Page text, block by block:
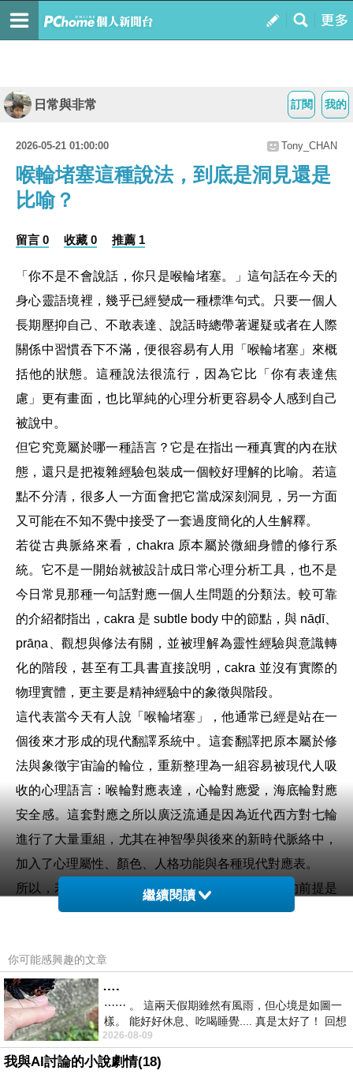
我的
訂閱
日常與非常
2026-05-21 01:00:00 Tony_CHAN
喉輪堵塞這種說法，到底是洞見還是
比喻？
留言 0 收藏 0 推薦 1
「你不是不會說話，你只是喉輪堵塞。」這句話在今天的
身心靈語境裡，幾乎已經變成一種標準句式。只要一個人
長期壓抑自己、不敢表達、說話時總帶著遲疑或者在人際
關係中習慣吞下不滿，便很容易有人用「喉輪堵塞」來概
括他的狀態。這種說法很流行，因為它比「你有表達焦
慮」更有畫面，也比單純的心理分析更容易令人感到自己
被說中。
但它究竟屬於哪一種語言？它是在指出一種真實的內在狀
態，還只是把複雜經驗包裝成一個較好理解的比喻。若這
點不分清，很多人一方面會把它當成深刻洞見，另一方面
又可能在不知不覺中接受了一套過度簡化的人生解釋。
若從古典脈絡來看，chakra 原本屬於微細身體的修行系
統。它不是一開始就被設計成日常心理分析工具，也不是
今日常見那種一句話對應一個人生問題的分類法。較可靠
的介紹都指出，cakra 是 subtle body 中的節點，與 nāḍī、
prāṇa、觀想與修法有關，並被理解為靈性經驗與意識轉
化的階段，甚至有工具書直接說明，cakra 並沒有實際的
物理實體，更主要是精神經驗中的象徵與階段。
這代表當今天有人說「喉輪堵塞」，他通常已經是站在一
個後來才形成的現代翻譯系統中。這套翻譯把原本屬於修
法與象徵宇宙論的輪位，重新整理為一組容易被現代人吸
收的心理語言：喉輪對應表達，心輪對應愛，海底輪對應
安全感。這套對應之所以廣泛流通是因為近代西方對七輪
進行了大量重組，尤其在神智學與後來的新時代脈絡中，
加入了心理屬性、顏色、人格功能與各種現代對應表。
所以，若說「喉輪堵塞」是一種洞見，它能成立的前提是
它有時的確抓到了一種內在經驗的形狀。很多人長期生活
舒服，但講不準。他感到委屈，但一開口就失真。他每次
話到嘴邊就好像某種內部機制先把它壓回去。從這個角度
看，「喉輪堵塞」對某些人的確有穿透力，因為它替一種
模糊卻真實的經驗提供一個可視化的名稱。
這種可視化本身有其價值。人類很多時候需要一種能幫助
繼續閱讀
你可能感興趣的文章
….
⋯⋯ 。 這兩天假期雖然有風雨，但心境是如圖一
樣。 能好好休息、吃喝睡覺.... 真是太好了！ 回想
起來，以前根本就很難有這
2026-08-09
我與AI討論的小說劇情(18)